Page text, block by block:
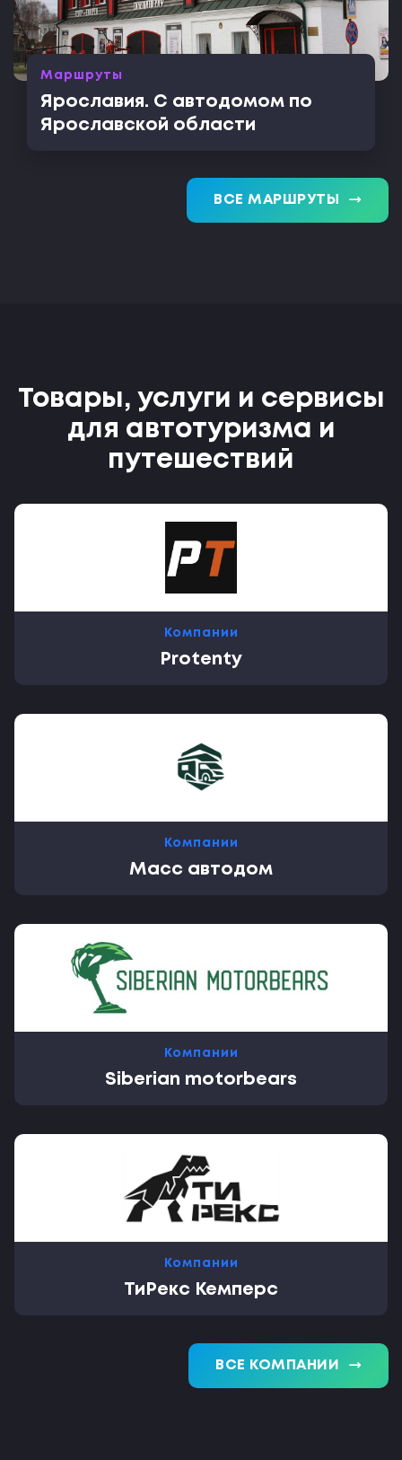
Маршруты
Ярославия. С автодомом по
Ярославской области
ВСЕ МАРШРУТЫ trending_flat
Товары, услуги и сервисы
для автотуризма и
путешествий
Компании
Protenty
Компании
Масс автодом
Компании
Siberian motorbears
Компании
ТиРекс Кемперс
ВСЕ КОМПАНИИ trending_flat